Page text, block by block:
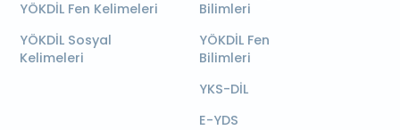
YÖKDİL Fen Kelimeleri
YÖKDİL Sosyal
Kelimeleri
Bilimleri
YÖKDİL Fen
Bilimleri
YKS-DİL
E-YDS